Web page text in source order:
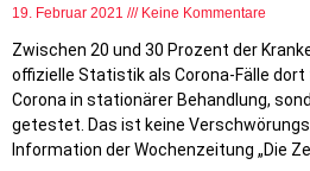
19. Februar 2021 Keine Kommentare
Zwischen 20 und 30 Prozent der
offizielle Statistik als Corona-Fälle
Corona in stationärer Behandlung,
getestet. Das ist keine
Information der Wochenzeitung „Die